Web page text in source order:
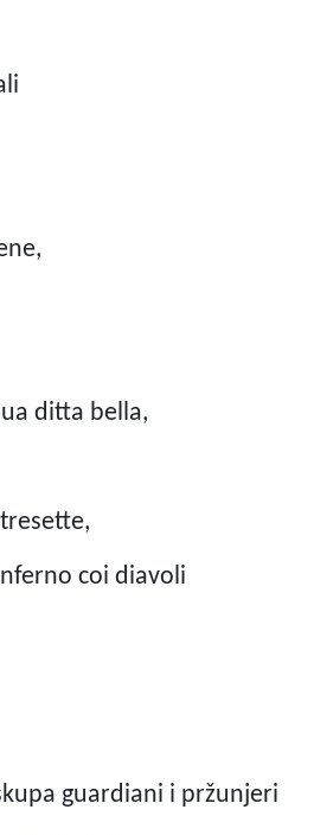
ditta bella,
coi diavoli
guardiani i pržunjeri